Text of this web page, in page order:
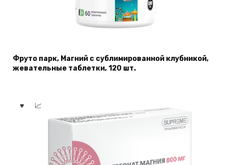
Фруто парк, Магний с сублимированной клубникой,
жевательные таблетки, 120 шт.